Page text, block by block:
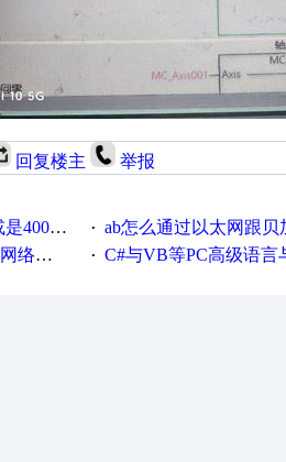
回复楼主 举报
编写呀！ · ab怎么通过以太网跟贝加
代码 · C#与VB等PC高级语言与S7-200的